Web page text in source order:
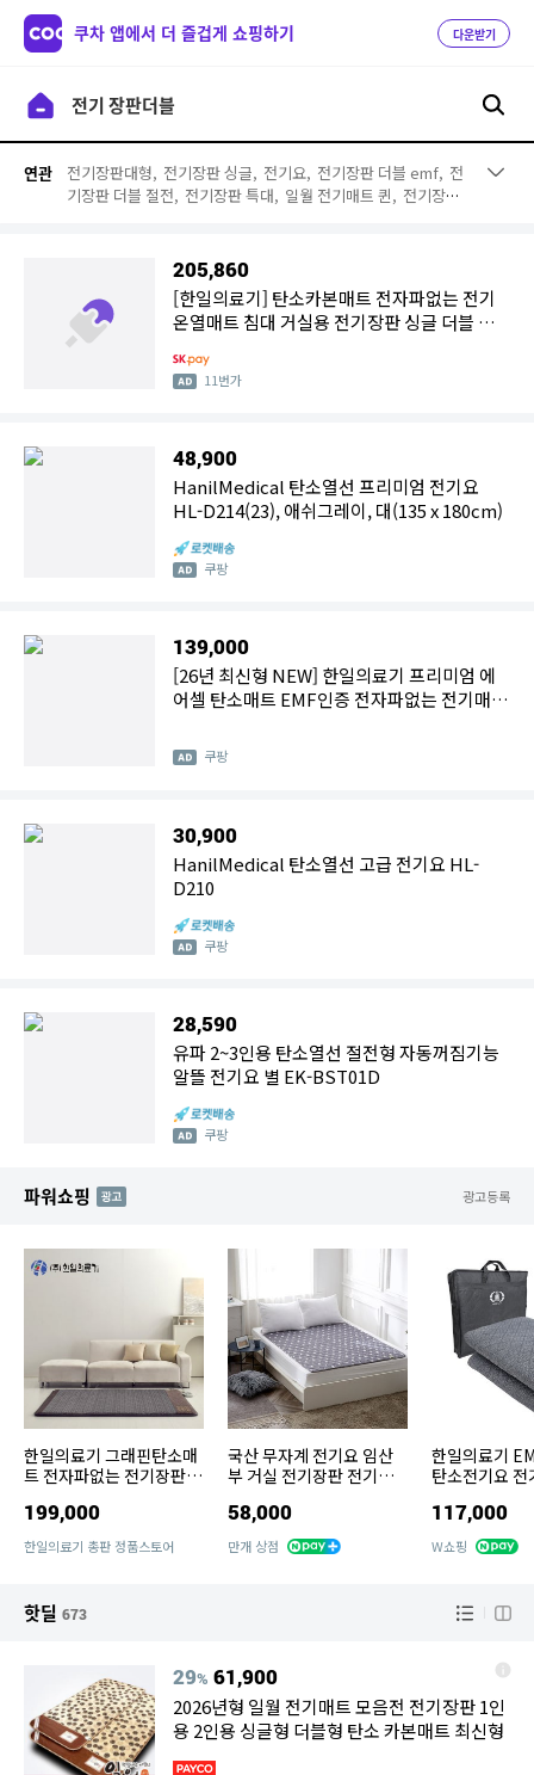
쿠차 앱에서 더 즐겁게 쇼핑하기 다운받기
연관 전기장판대형, 전기장판 싱글, 전기요, 전기장판 더블 emf, 전
기장판 더블 절전, 전기장판 특대, 일월 전기매트 퀸, 전기장판
이메텍 더블, 전자파없는전기장판,
보국 전기요, 한일 전기매트 더블
205,860
[한일의료기] 탄소카본매트 전자파없는 전기
온열매트 침대 거실용 전기장판 싱글 더블 퀸
11번가
48,900
HanilMedical 탄소열선 프리미엄 전기요
HL-D214(23), 애쉬그레이, 대(135 x 180cm)
쿠팡
139,000
[26년 최신형 NEW] 한일의료기 프리미엄 에
어셀 탄소매트 EMF인증 전자파없는 전기매트
쿠팡
30,900
HanilMedical 탄소열선 고급 전기요 HL-
D210
쿠팡
28,590
유파 2~3인용 탄소열선 절전형 자동꺼짐기능
알뜰 전기요 별 EK-BST01D
쿠팡
파워쇼핑 AD 광고등록
한일의료기 그래핀탄소매
트 전자파없는 전기장판
난방
199,000
한일의료기 총판 정품스토어
국산 무자계 전기요 임산
부 거실 전기장판 전기이
58,000
만개 상점
한일의료기
탄소전기요
117,000
W쇼핑
핫딜 673
29% 61,900
2026년형 일월 전기매트 모음전 전기장판 1인
용 2인용 싱글형 더블형 탄소 카본매트 최신형